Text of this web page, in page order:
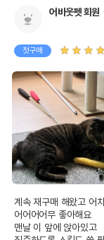
어바웃펫 회원
첫구매
계속 재구매 해왔고 어
어어어어무 좋아해요
맨날 이 앞에 앉아있고